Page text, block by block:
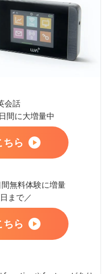
会話
間に大増量中
ちら
無料体験に増量
まで／
ちら